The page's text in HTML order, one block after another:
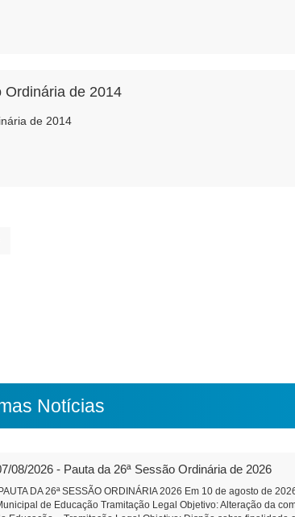
Ordinária de 2014
de 2014
Notícias
08/2026 - Pauta da 26ª Sessão Ordinária de 2026
PAUTA DA 26ª SESSÃO ORDINÁRIA 2026 Em 10 de agosto de
de Educação Tramitação Legal Objetivo: Alteração da